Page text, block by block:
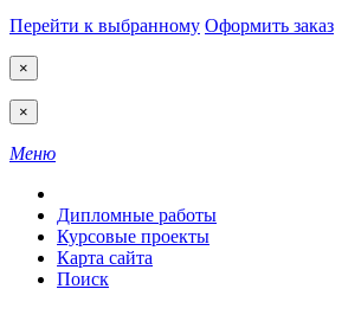
Перейти к выбранному Оформить заказ
×
×
Меню
Дипломные работы
Курсовые проекты
Карта сайта
Поиск